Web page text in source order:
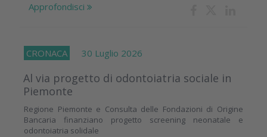
Approfondisci
CRONACA 30 Luglio 2026
Al via progetto di odontoiatria sociale in
Piemonte
Regione Piemonte e Consulta delle Fondazioni di Origine
Bancaria finanziano progetto screening neonatale e
odontoiatria solidale